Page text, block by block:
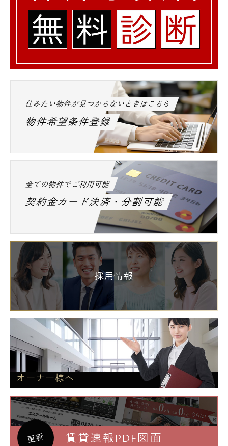
住みたい物件が見つからないときはこちら
物件希望条件登録
全ての物件でご利用可能
契約金カード決済・分割可能
採用情報
オーナー様へ
更新 賃貸速報PDF図面